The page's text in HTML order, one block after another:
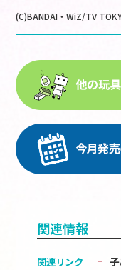
(C)BANDAI・WiZ/TV
関連情報
関連リンク